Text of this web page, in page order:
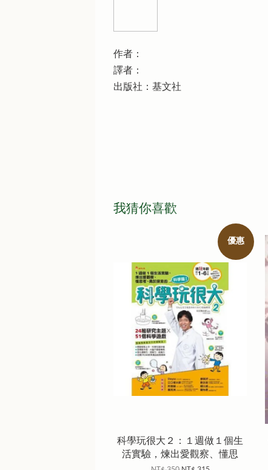
作者：
譯者：
出版社：基文社
我猜你喜歡
優惠
科學玩很大２：１週做１個生
活實驗，煉出愛觀察、懂思